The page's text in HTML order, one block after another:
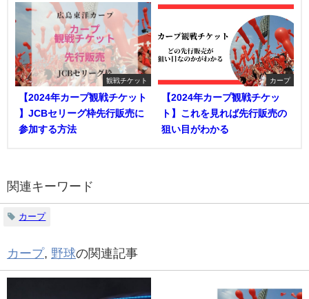
観戦チケット
【2024年カープ観戦チケット
】JCBセリーグ枠先行販売に
参加する方法
カープ
【2024年カープ観戦チケッ
ト】これを見れば先行販売の
狙い目がわかる
関連キーワード
カープ
カープ, 野球の関連記事